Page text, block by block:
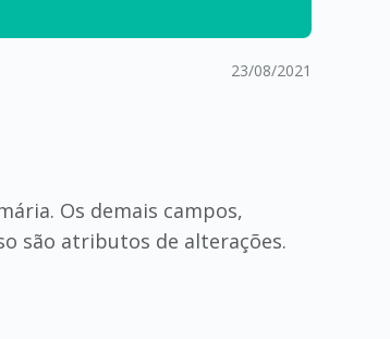
23/08/2021
Os demais campos,
são atributos de alterações.